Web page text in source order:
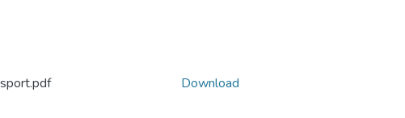
Download